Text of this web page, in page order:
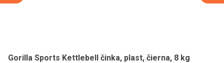
Gorilla Sports Kettlebell činka, plast, čierna, 8 kg